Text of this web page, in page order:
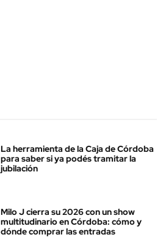
La herramienta de la Caja de Córdoba
para saber si ya podés tramitar la
jubilación
Milo J cierra su 2026 con un show
multitudinario en Córdoba: cómo y
dónde comprar las entradas